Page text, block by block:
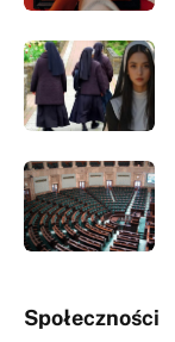
Społeczności